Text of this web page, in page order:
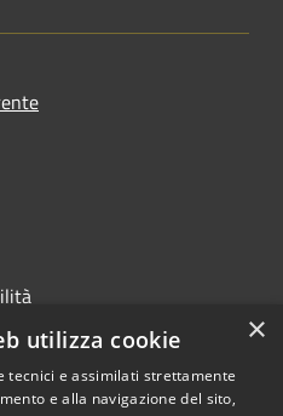
×
utilizza cookie
tecnici e assimilati strettamente
e alla navigazione del sito,